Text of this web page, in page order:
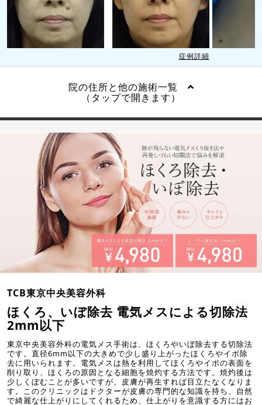
症例詳細
院の住所と他の施術一覧
（タップで開きます）
TCB東京中央美容外科
ほくろ、いぼ除去 電気メスによる切除法
2mm以下
東京中央美容外科の電気メス手術は、ほくろやいぼ除去する切除法
です。直径6mm以下の大きめで少し盛り上がったほくろやイボ除
去に用いられます。電気メスは熱を利用してほくろやイボの表面を
削り取り、ほくろの原因となる細胞を焼灼する方法です。焼灼後は
少しくぼむことが多いですが、皮膚が再生すれば目立たなくなりま
す。このクリニックはドクターが皮膚の専門的な知識を持ち、自然
で綺麗な仕上がりにしてくれるため、仕上がりを意識する方にはお